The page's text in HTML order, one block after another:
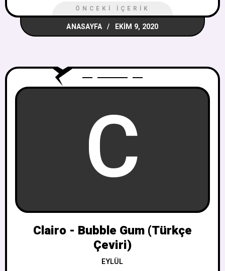
ÖNCEKI İÇERIK
ANASAYFA EKIM 9, 2020
C
Clairo - Bubble Gum (Türkçe
Çeviri)
EYLÜL